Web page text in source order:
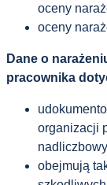
oceny
oceny
Dane o
pracownika
organizacji
obejmują